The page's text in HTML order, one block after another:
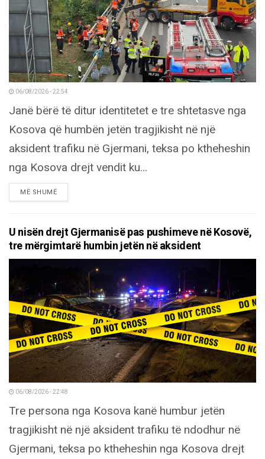
06/08/2026 - 22:54
Janë bërë të ditur identitetet e tre shtetasve nga
Kosova që humbën jetën tragjikisht në një
aksident trafiku në Gjermani, teksa po ktheheshin
nga Kosova drejt vendit ku...
MË SHUMËDETAILS
U nisën drejt Gjermanisë pas pushimeve në Kosovë,
tre mërgimtarë humbin jetën në aksident
06/08/2026 - 22:48
Tre persona nga Kosova kanë humbur jetën
tragjikisht në një aksident trafiku të ndodhur në
Gjermani, teksa po ktheheshin nga Kosova drejt